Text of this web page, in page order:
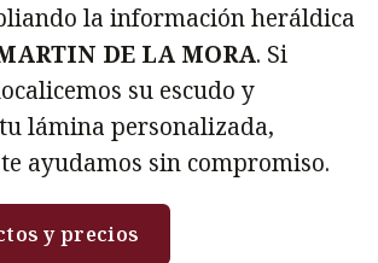
la información heráldica
DE LA MORA. Si
su escudo y
lámina personalizada,
ayudamos sin compromiso.
y precios